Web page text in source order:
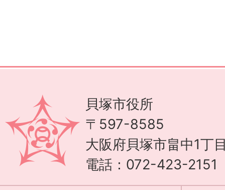
貝塚市役所
〒597-8585
大阪府貝塚市畠中1丁
電話：072-423-2151